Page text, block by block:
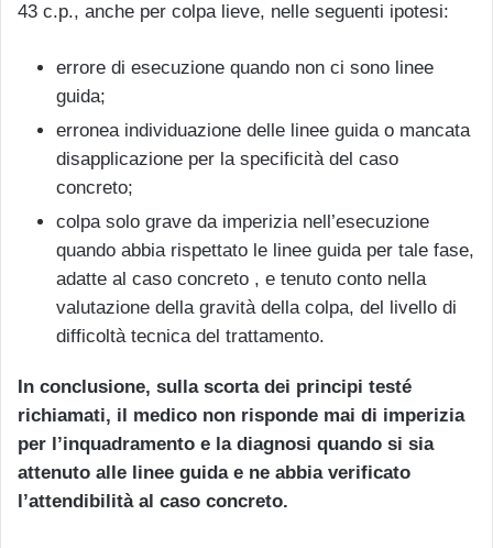
43 c.p., anche per colpa lieve, nelle seguenti ipotesi:
errore di esecuzione quando non ci sono linee
guida;
erronea individuazione delle linee guida o mancata
disapplicazione per la specificità del caso
concreto;
colpa solo grave da imperizia nell’esecuzione
quando abbia rispettato le linee guida per tale fase,
adatte al caso concreto , e tenuto conto nella
valutazione della gravità della colpa, del livello di
difficoltà tecnica del trattamento.
In conclusione, sulla scorta dei principi testé
richiamati, il medico non risponde mai di imperizia
per l’inquadramento e la diagnosi quando si sia
attenuto alle linee guida e ne abbia verificato
l’attendibilità al caso concreto.